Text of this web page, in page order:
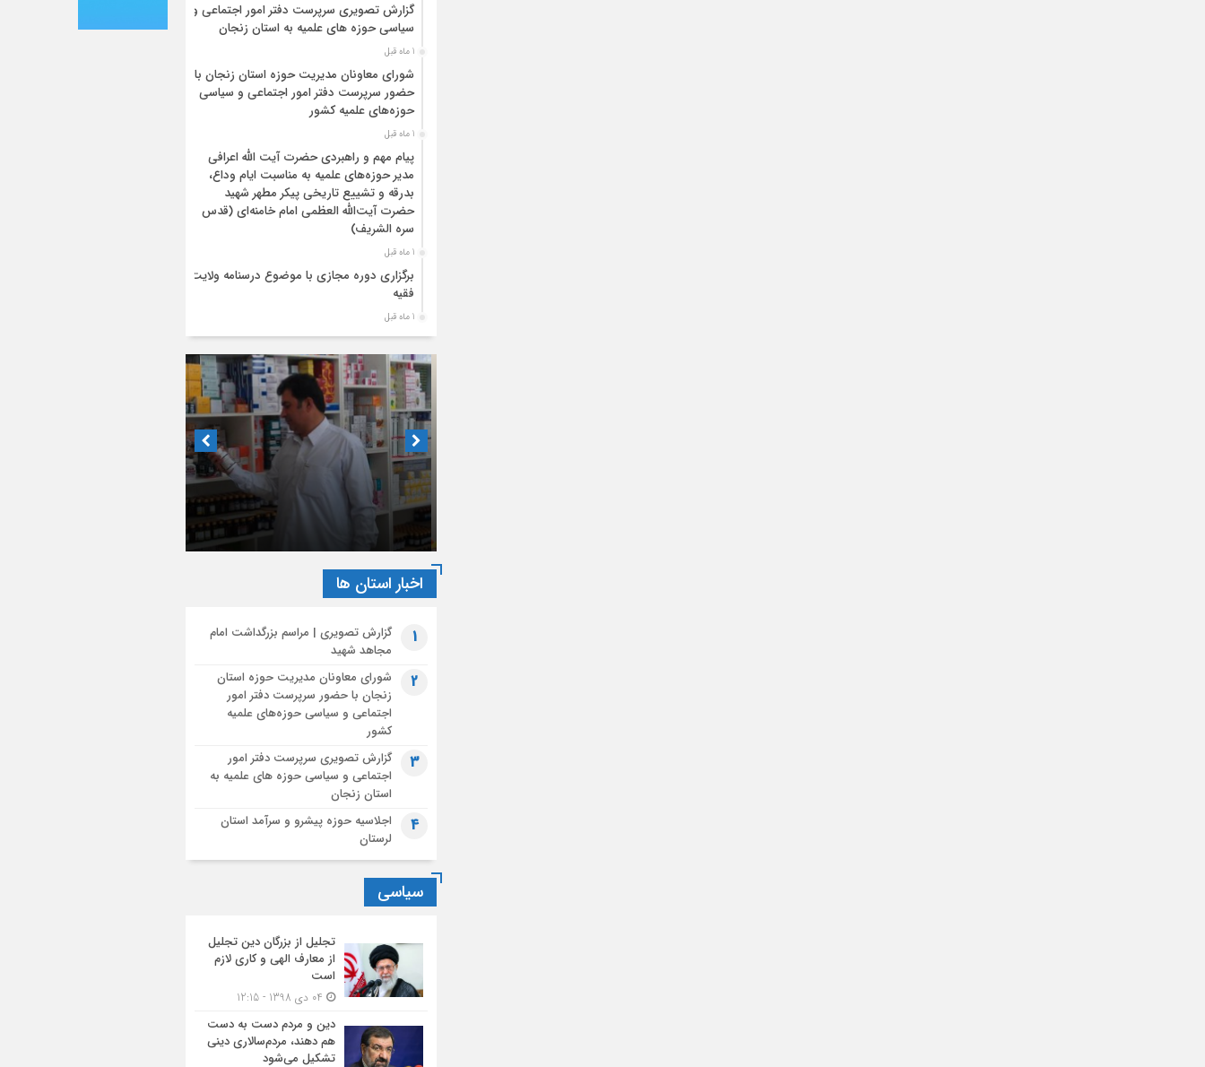
گزارش تصویری سرپرست دفتر امور اجتماعی و
سیاسی حوزه های علمیه به استان زنجان
1 ماه قبل
شورای معاونان مدیریت حوزه استان زنجان با
حضور سرپرست دفتر امور اجتماعی و سیاسی
حوزه‌های علمیه کشور
1 ماه قبل
پیام مهم و راهبردی حضرت آیت الله اعرافی
مدیر حوزه‌های علمیه به مناسبت ایام وداع،
بدرقه و تشییع تاریخی پیکر مطهر شهید
حضرت آیت‌الله العظمی امام خامنه‌ای (قدس
سره الشریف)
1 ماه قبل
برگزاری دوره مجازی با موضوع درسنامه ولایت
فقیه
1 ماه قبل
متن کامل پیام آیت‌الله اعرافی مدیر حوزه های
علمیه کشور به مناسبت فرا رسیدن ماه محرم
الحرام
1 ماه قبل
بیانیه آیت‌الله محمود رجبی دربارۀ «مذاکرات
پایان جنگ با آمریکا و تفاهم‌نامۀ آتش بس»
1 ماه قبل
تشریح محورهای عملیات تبلیغ محرم توسط
سخنگوی قرارگاه بلاغ مبین حوزه
دبیر انجمن داروسازان استان تهران
حال ناخوش داروخانه‌ها در رویارویی با مشکلات
اخبار استان ها
1
گزارش تصویری | مراسم بزرگداشت امام
مجاهد شهید
2
شورای معاونان مدیریت حوزه استان
زنجان با حضور سرپرست دفتر امور
اجتماعی و سیاسی حوزه‌های علمیه
کشور
3
گزارش تصویری سرپرست دفتر امور
اجتماعی و سیاسی حوزه های علمیه به
استان زنجان
4
اجلاسیه حوزه پیشرو و سرآمد استان
لرستان
سیاسی
تجلیل از بزرگان دین تجلیل
از معارف الهی و کاری لازم
است
دین و مردم دست به‌ دست
هم دهند، مردم‌سالاری دینی
تشکیل می‌شود